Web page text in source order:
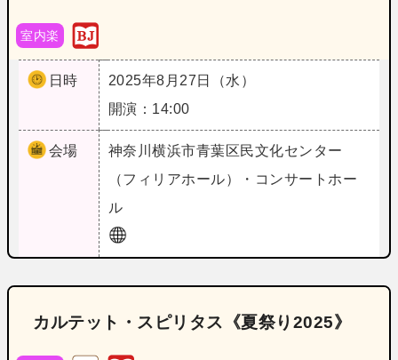
室内楽
日時
2025年8月27日（水）
開演：14:00
会場 神奈川横浜市青葉区民文化センター
（フィリアホール）・コンサートホー
ル
カルテット・スピリタス《夏祭り2025》